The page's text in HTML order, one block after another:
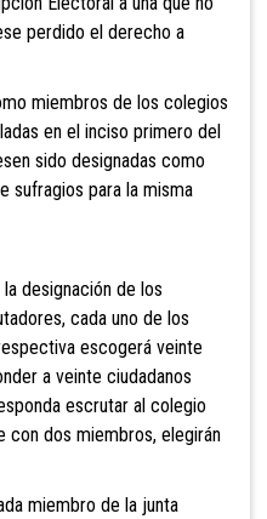
perdido el derecho a
miembros de los colegios
en el inciso primero del
sido designadas como
sufragios para la misma
designación de los
cada uno de los
escogerá veinte
a veinte ciudadanos
escrutar al colegio
con dos miembros, elegirán
miembro de la junta